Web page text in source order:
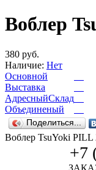
Воблер
380 руб.
Наличие: Нет
Основной
Выставка
АдресныйСклад
Объединеный
Поделиться...
Воблер TsuYoki PILL
+7